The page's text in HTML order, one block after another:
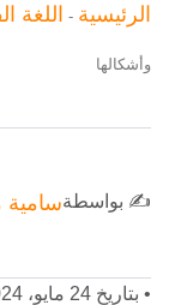
الرئيسية - اللغة
وأشكالها
✍️ بواسطةسامية
• بتاريخ 24 مايو، 2024